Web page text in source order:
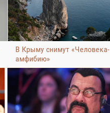
В Крыму снимут «Человека-
амфибию»